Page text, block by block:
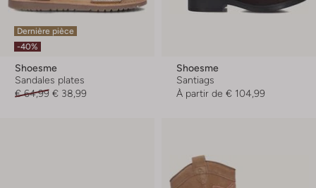
Dernière pièce
-40%
Shoesme
Sandales plates
€ 64,99 € 38,99
Shoesme
Santiags
À partir de € 104,99